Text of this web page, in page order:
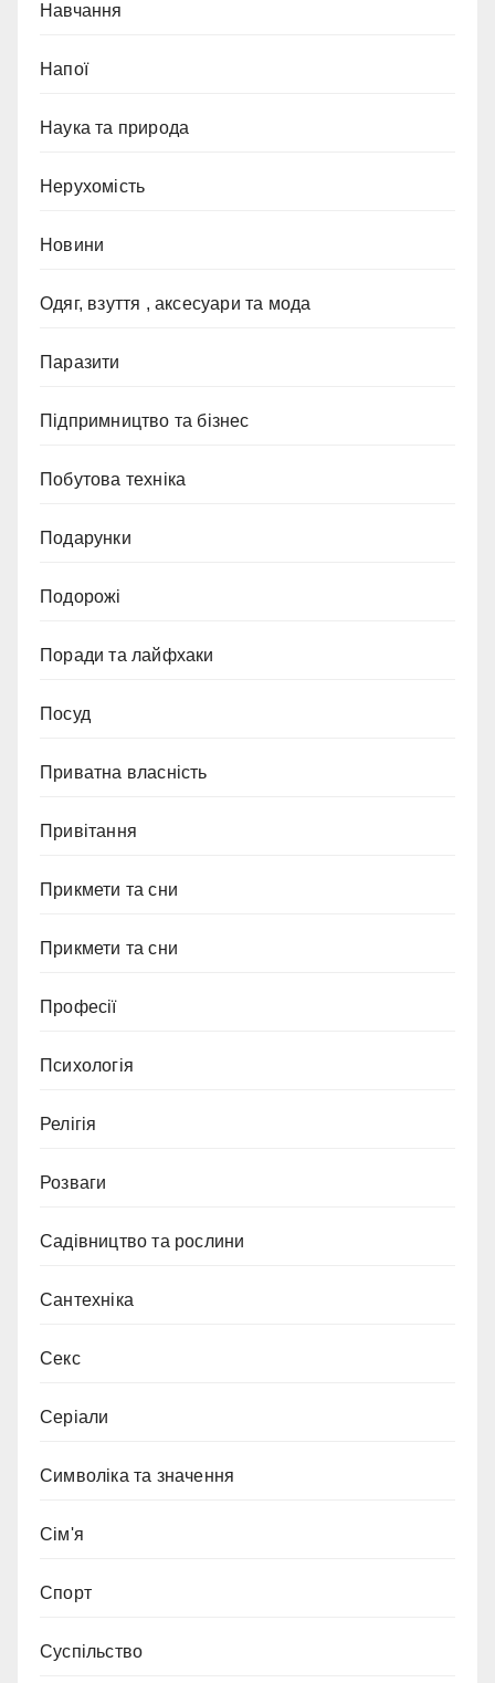
Навчання
Напої
Наука та природа
Нерухомість
Новини
Одяг, взуття , аксесуари та мода
Паразити
Підпримництво та бізнес
Побутова техніка
Подарунки
Подорожі
Поради та лайфхаки
Посуд
Приватна власність
Привітання
Прикмети та сни
Прикмети та сни
Професії
Психологія
Релігія
Розваги
Садівництво та рослини
Сантехніка
Секс
Серіали
Символіка та значення
Сім'я
Спорт
Суспільство